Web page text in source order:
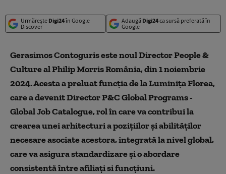
Urmărește Digi24în Google
Discover
Adaugă Digi24ca sursă preferată în
Google
Gerasimos Contoguris este noul Director People &
Culture al Philip Morris România, din 1 noiembrie
2024. Acesta a preluat funcția de la Luminița Florea,
care a devenit Director P&C Global Programs -
Global Job Catalogue, rol în care va contribui la
crearea unei arhitecturi a pozițiilor și abilităților
necesare asociate acestora, integrată la nivel global,
care va asigura standardizare și o abordare
consistentă între afiliați si funcțiuni.